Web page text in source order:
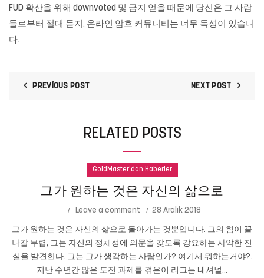
FUD 확산을 위해 downvoted 및 금지 얻을 때문에 당신은 그 사람
들로부터 절대 듣지. 온라인 암호 커뮤니티는 너무 독성이 있습니
다.
PREVIOUS POST NEXT POST
RELATED POSTS
GoldMaster'dan Haberler
그가 원하는 것은 자신의 삶으로
Leave a comment 28 Aralık 2018
그가 원하는 것은 자신의 삶으로 돌아가는 것뿐입니다. 그의 힘이 끝
나갈 무렵, 그는 자신의 정체성에 의문을 갖도록 강요하는 사악한 진
실을 발견한다. 그는 그가 생각하는 사람인가? 여기서 뭐하는거야?.
지난 수년간 많은 도전 과제를 겪은이 리그는 내셔널...